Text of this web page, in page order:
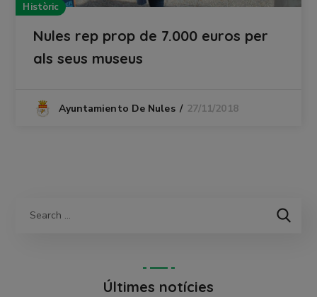
Històric
Nules rep prop de 7.000 euros per
als seus museus
Ayuntamiento De Nules 27/11/2018
Últimes notícies